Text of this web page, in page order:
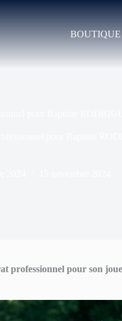
BOUTIQUE
professionnel pour son